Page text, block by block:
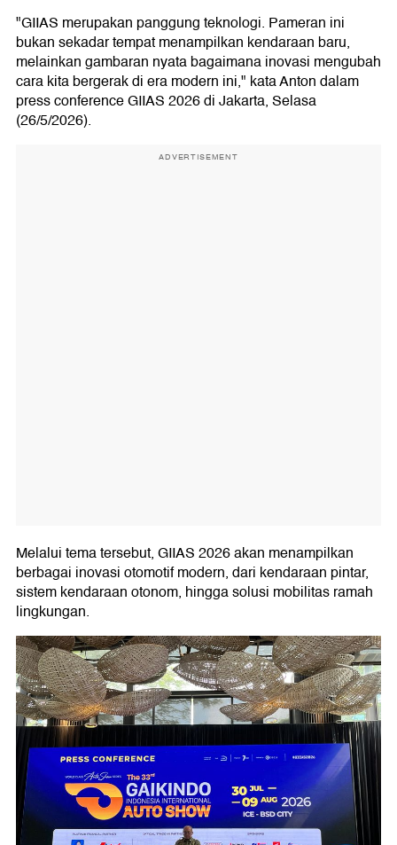
"GIIAS merupakan panggung teknologi. Pameran ini
bukan sekadar tempat menampilkan kendaraan baru,
melainkan gambaran nyata bagaimana inovasi mengubah
cara kita bergerak di era modern ini," kata Anton dalam
press conference GIIAS 2026 di Jakarta, Selasa
(26/5/2026).
ADVERTISEMENT
Melalui tema tersebut, GIIAS 2026 akan menampilkan
berbagai inovasi otomotif modern, dari kendaraan pintar,
sistem kendaraan otonom, hingga solusi mobilitas ramah
lingkungan.